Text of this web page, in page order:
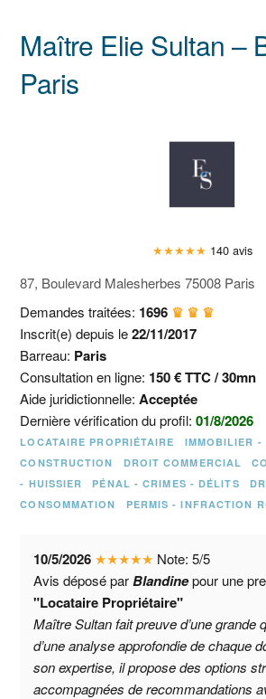
Maître Elie Sultan –
Paris
★★★★★ 140 avis
87, Boulevard Malesherbes 75008 Paris
Demandes traitées: 1696 ♛ ♛ ♛
Inscrit(e) depuis le22/11/2017
Barreau: Paris
Consultation en ligne: 150 € TTC / 30mn
Aide juridictionnelle:Acceptée
Dernière vérification du profil:01/8/2026
LOCATAIRE PROPRIÉTAIRE
IMMOBILIER -
CONSTRUCTION
DROIT COMMERCIAL
- HUISSIER
PÉNAL - CRIMES - DÉLITS
CONSOMMATION
PERMIS - INFRACTION
10/5/2026 ★★★★★ Note:5/5
Avis déposé par Blandinepour une
"Locataire Propriétaire"
Maître Sultan fait preuve d’une grande
d’une analyse approfondie de chaque
son expertise, il propose des options
accompagnées de recommandations